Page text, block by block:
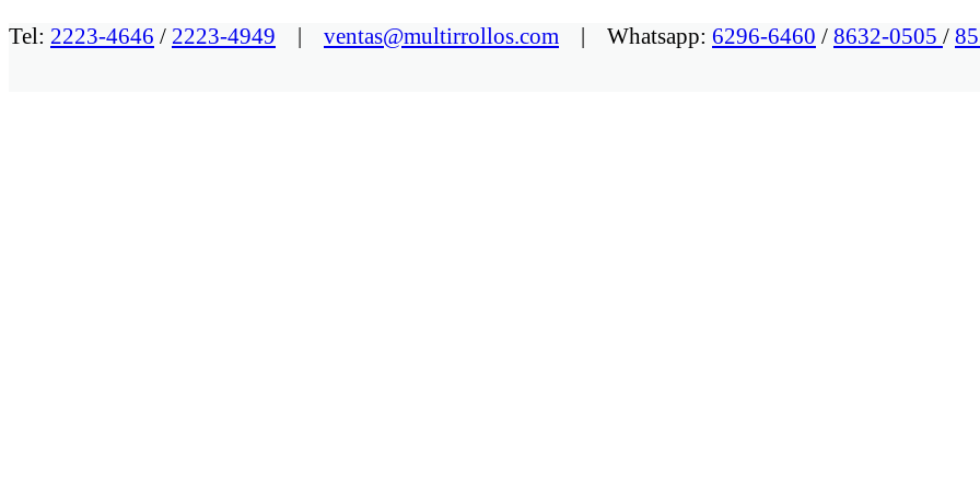
Tel: 2223-4646 / 2223-4949 | ventas@multirrollos.com | Whatsapp: 6296-6460 / 8632-0505 /